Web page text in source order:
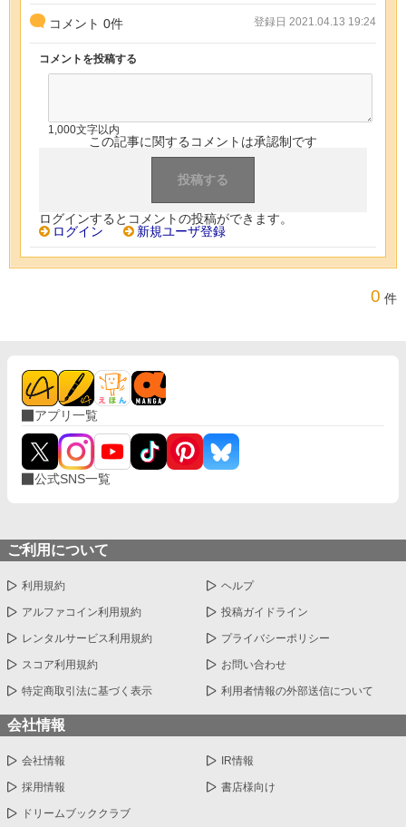
コメント 0件 登録日 2021.04.13 19:24
コメントを投稿する
1,000文字以内
この記事に関するコメントは承認制です
ログインするとコメントの投稿ができます。
ログイン
新規ユーザ登録
0 件
アプリ一覧
公式SNS一覧
ご利用について
利用規約 ヘルプ
アルファコイン利用規約 投稿ガイドライン
レンタルサービス利用規約 プライバシーポリシー
スコア利用規約 お問い合わせ
特定商取引法に基づく表示 利用者情報の外部送信について
会社情報
会社情報 IR情報
採用情報 書店様向け
ドリームブッククラブ